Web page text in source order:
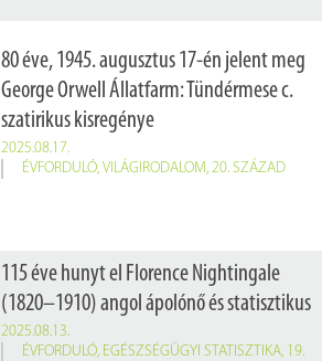
80 éve, 1945. augusztus 17-én jelent meg
George Orwell Állatfarm: Tündérmese c.
szatirikus kisregénye
2025.08.17.
ÉVFORDULÓ, VILÁGIRODALOM, 20. SZÁZAD
115 éve hunyt el Florence Nightingale
(1820–1910) angol ápolónő és statisztikus
2025.08.13.
ÉVFORDULÓ, EGÉSZSÉGÜGYI STATISZTIKA, 19.